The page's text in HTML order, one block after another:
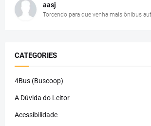
aasj
Torcendo para que venha mais ônibus
CATEGORIES
4Bus (Buscoop)
A Dúvida do Leitor
Acessibilidade